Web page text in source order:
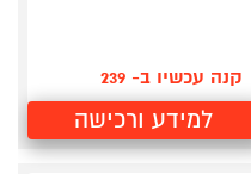
קנה עכשיו ב- 239
למידע ורכישה